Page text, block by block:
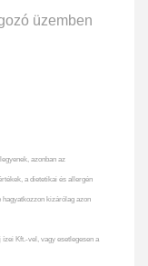
üzemben
azonban az
a dietetikai és allergén
kizárólag azon
Kft.-vel, vagy esetlegesen a